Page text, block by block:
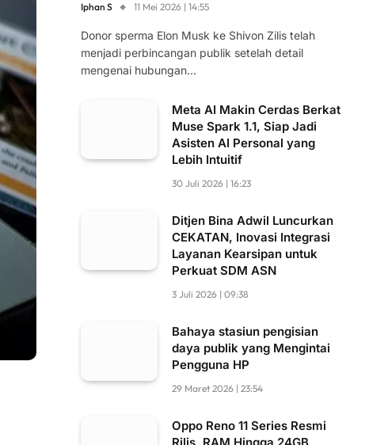
Iphan S 11 Mei 2026 | 14:55
Donor sperma Elon Musk ke Shivon Zilis telah
menjadi perbincangan publik setelah detail
mengenai hubungan…
Meta AI Makin Cerdas Berkat
Muse Spark 1.1, Siap Jadi
Asisten AI Personal yang
Lebih Intuitif
30 Juli 2026 | 16:23
Ditjen Bina Adwil Luncurkan
CEKATAN, Inovasi Integrasi
Layanan Kearsipan untuk
Perkuat SDM ASN
3 Juli 2026 | 09:38
Bahaya stasiun pengisian
daya publik yang Mengintai
Pengguna HP
29 Maret 2026 | 23:54
Oppo Reno 11 Series Resmi